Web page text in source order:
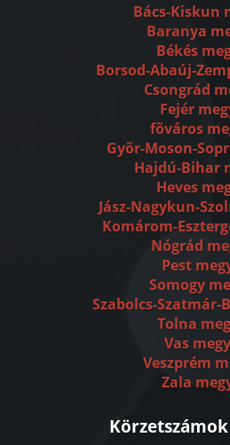
Bács-Kiskun
Baranya
Békés
Borsod-Abaúj-
Csongrád
Fejér
fõváros
Gyõr-Moson-
Hajdú-Bihar
Heves
Jász-Nagykun-
Komárom-
Nógrád
Pest
Somogy
Szabolcs-Szatmár-
Tolna
Vas
Veszprém
Zala